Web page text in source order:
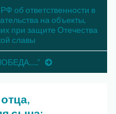
об ответственности в
на объекты,
при защите Отечества
славы